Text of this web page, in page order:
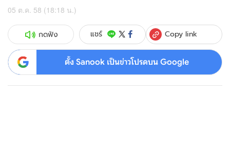
05 ต.ค. 58 (18:18 น.)
กดฟัง แชร์ Copy link
ตั้ง Sanook เป็นข่าวโปรดบน Google